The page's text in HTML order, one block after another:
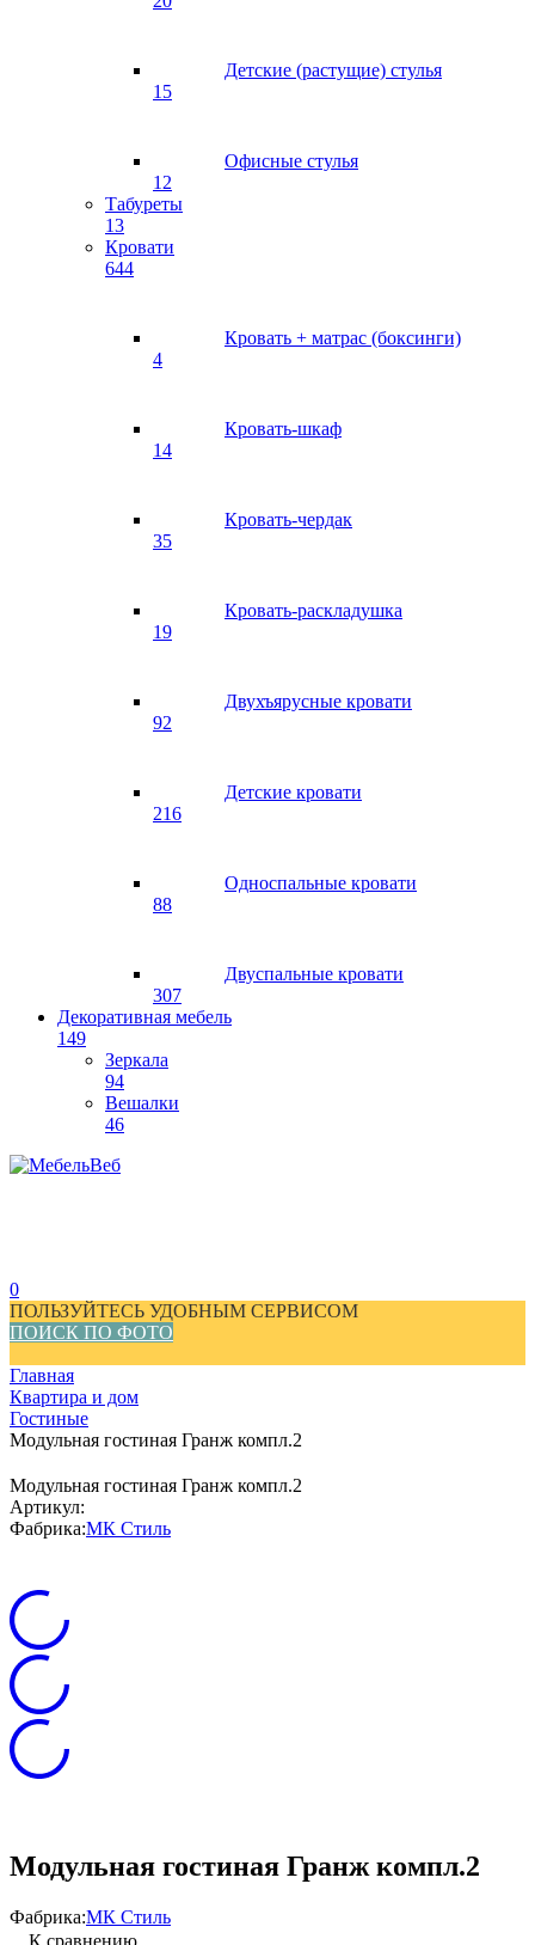
Детские (растущие) стулья
15
Офисные стулья
12
Табуреты
13
Кровати
644
Кровать + матрас (боксинги)
4
Кровать-шкаф
14
Кровать-чердак
35
Кровать-раскладушка
19
Двухъярусные кровати
92
Детские кровати
216
Односпальные кровати
88
Двуспальные кровати
307
Декоративная мебель
149
Зеркала
94
Вешалки
46
0
ПОЛЬЗУЙТЕСЬ УДОБНЫМ СЕРВИСОМ
ПОИСК ПО ФОТО
Главная
Квартира и дом
Гостиные
Модульная гостиная Гранж компл.2
Модульная гостиная Гранж компл.2
Артикул:
Фабрика:МК Стиль
Модульная гостиная Гранж компл.2
Фабрика:МК Стиль
К сравнению